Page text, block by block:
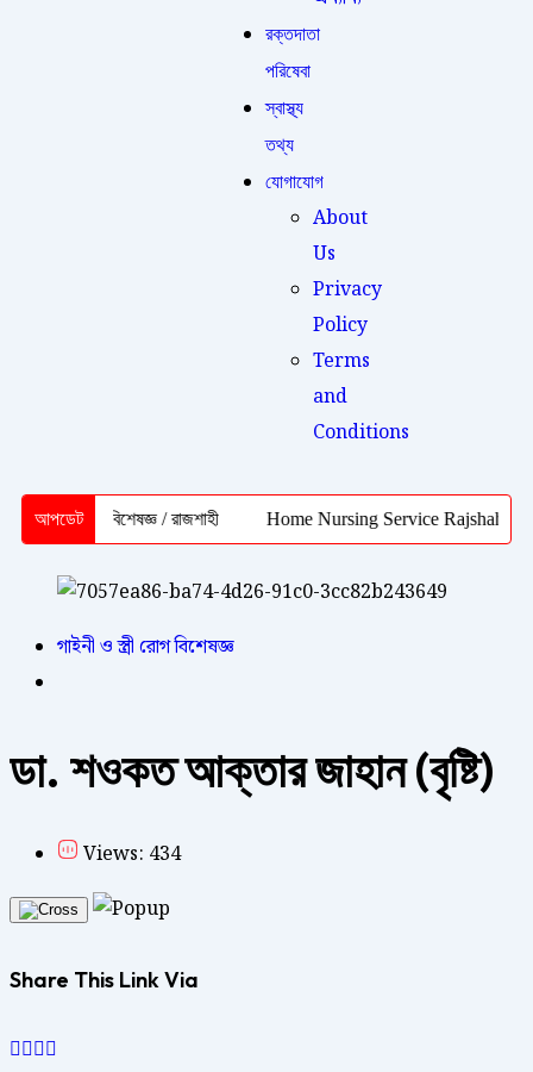
রক্তদাতা
পরিষেবা
স্বাস্থ্য
তথ্য
যোগাযোগ
About
Us
Privacy
Policy
Terms
and
Conditions
আপডেট
বিশেষজ্ঞ / রাজশাহী Home Nursing Service Rajshahi | ইনজেকশন,
গাইনী ও স্ত্রী রোগ বিশেষজ্ঞ
ডা. শওকত আক্তার জাহান (বৃষ্টি)
Views: 434
Share This Link Via